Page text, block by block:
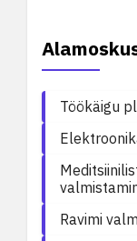
Töökäigu
Ravimi